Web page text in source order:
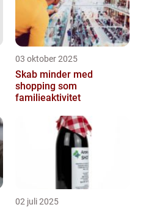
03 oktober 2025
Skab minder med
shopping som
familieaktivitet
02 juli 2025